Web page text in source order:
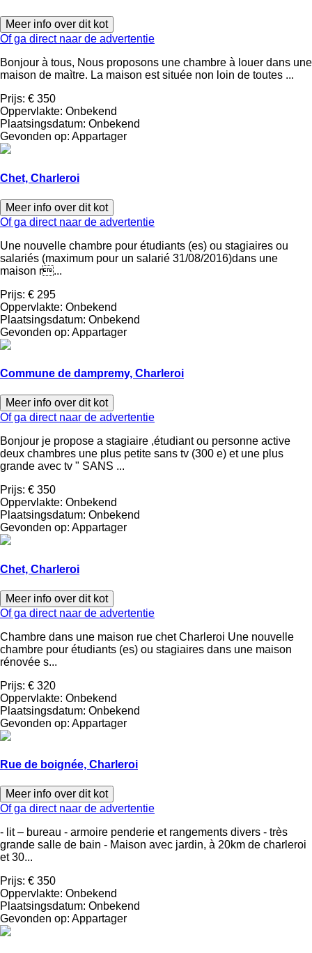
Meer info over dit kot
Of ga direct naar de advertentie
Bonjour à tous, Nous proposons une chambre à louer dans une
maison de maìtre. La maison est située non loin de toutes ...
Prijs: € 350
Oppervlakte: Onbekend
Plaatsingsdatum: Onbekend
Gevonden op: Appartager
Chet, Charleroi
Meer info over dit kot
Of ga direct naar de advertentie
Une nouvelle chambre pour étudiants (es) ou stagiaires ou
salariés (maximum pour un salarié 31/08/2016)dans une
maison r...
Prijs: € 295
Oppervlakte: Onbekend
Plaatsingsdatum: Onbekend
Gevonden op: Appartager
Commune de dampremy, Charleroi
Meer info over dit kot
Of ga direct naar de advertentie
Bonjour je propose a stagiaire ,étudiant ou personne active
deux chambres une plus petite sans tv (300 e) et une plus
grande avec tv " SANS ...
Prijs: € 350
Oppervlakte: Onbekend
Plaatsingsdatum: Onbekend
Gevonden op: Appartager
Chet, Charleroi
Meer info over dit kot
Of ga direct naar de advertentie
Chambre dans une maison rue chet Charleroi Une nouvelle
chambre pour étudiants (es) ou stagiaires dans une maison
rénovée s...
Prijs: € 320
Oppervlakte: Onbekend
Plaatsingsdatum: Onbekend
Gevonden op: Appartager
Rue de boignée, Charleroi
Meer info over dit kot
Of ga direct naar de advertentie
- lit – bureau - armoire penderie et rangements divers - très
grande salle de bain - Maison avec jardin, à 20km de charleroi
et 30...
Prijs: € 350
Oppervlakte: Onbekend
Plaatsingsdatum: Onbekend
Gevonden op: Appartager